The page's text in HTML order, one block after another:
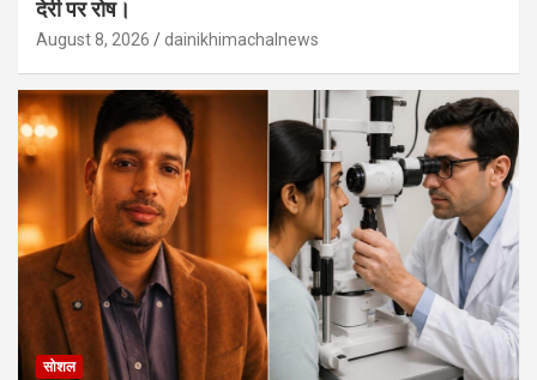
देरी पर रोष।
August 8, 2026 dainikhimachalnews
सोशल